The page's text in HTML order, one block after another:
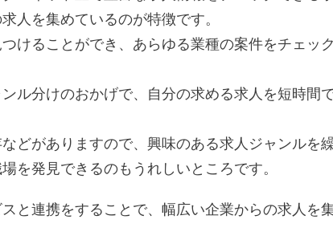
人を集めているのが特徴です。
けることができ、あらゆる業種の案件をチェッ
ル分けのおかげで、自分の求める求人を短時間
どがありますので、興味のある求人ジャンルを
を発見できるのもうれしいところです。
と連携をすることで、幅広い企業からの求人を